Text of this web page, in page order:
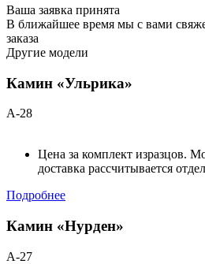
Ваша заявка принята
В ближайшее время мы с вами
заказа
Другие модели
Камин «Ульрика»
А-28
Цена за комплект изразцов.
доставка рассчитывается
Подробнее
Камин «Нурден»
А-27